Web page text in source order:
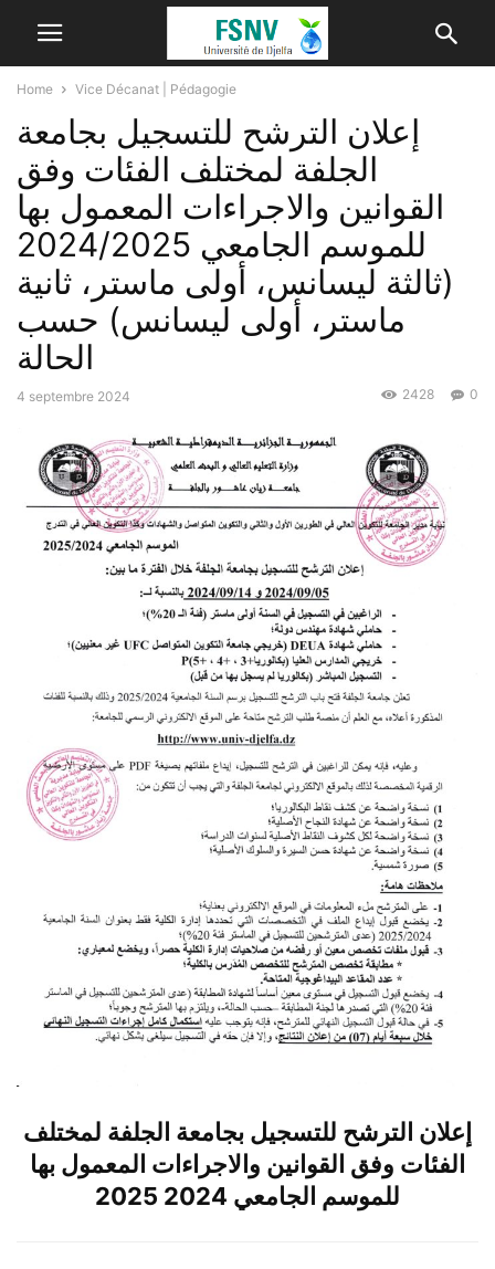
Home Vice Décanat | Pédagogie
إعلان الترشح للتسجيل بجامعة
الجلفة لمختلف الفئات وفق
القوانين والاجراءات المعمول بها
للموسم الجامعي 2024/2025
(ثالثة ليسانس، أولى ماستر، ثانية
ماستر، أولى ليسانس) حسب
4 septembre 2024 0
2428
إعلان الترشح للتسجيل بجامعة الجلفة لمختلف
الفئات وفق القوانين والاجراءات المعمول بها
للموسم الجامعي 2024 2025